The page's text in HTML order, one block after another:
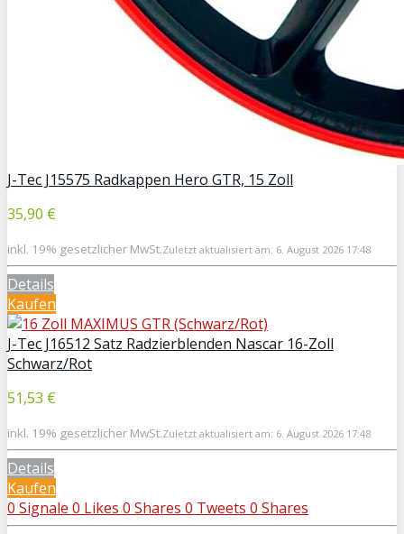
J-Tec J15575 Radkappen Hero GTR, 15 Zoll
35,90 €
inkl. 19% gesetzlicher MwSt.Zuletzt aktualisiert am: 6. August 2026 17:48
Details
Kaufen
J-Tec J16512 Satz Radzierblenden Nascar 16-Zoll
Schwarz/Rot
51,53 €
inkl. 19% gesetzlicher MwSt.Zuletzt aktualisiert am: 6. August 2026 17:48
Details
Kaufen
0 Signale 0 Likes 0 Shares 0 Tweets 0 Shares